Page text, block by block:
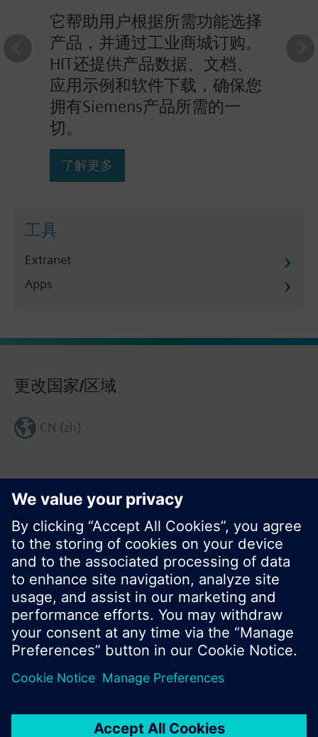
它帮助用户根据所需功能选择
产品，并通过工业商城订购。
HIT还提供产品数据、文档、
应用示例和软件下载，确保您
拥有Siemens产品所需的一
切。
了解更多
工具
Extranet
Apps
更改国家/区域
CN (zh)